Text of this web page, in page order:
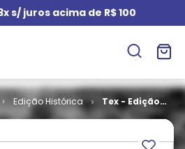
s/ juros acima de R$ 100
Edição Histórica
Tex - Edição
Histórica # 45